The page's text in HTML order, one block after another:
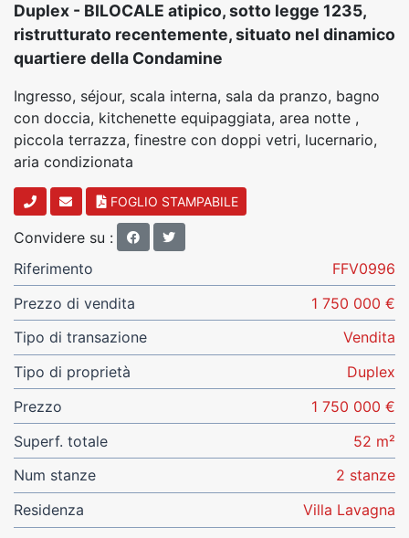
Duplex - BILOCALE atipico, sotto legge 1235,
ristrutturato recentemente, situato nel dinamico
quartiere della Condamine
Ingresso, séjour, scala interna, sala da pranzo, bagno
con doccia, kitchenette equipaggiata, area notte ,
piccola terrazza, finestre con doppi vetri, lucernario,
aria condizionata
FOGLIO STAMPABILE
Convidere su :
Riferimento
FFV0996
Prezzo di vendita
1 750 000 €
Tipo di transazione
Vendita
Tipo di proprietà
Duplex
Prezzo
1 750 000 €
Superf. totale
52 m²
Num stanze
2 stanze
Residenza
Villa Lavagna